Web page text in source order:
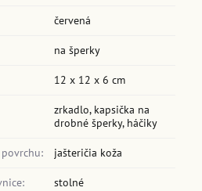
červená
na šperky
12 x 12 x 6 cm
zrkadlo, kapsička na
drobné šperky, háčiky
jašteričia koža
stolné